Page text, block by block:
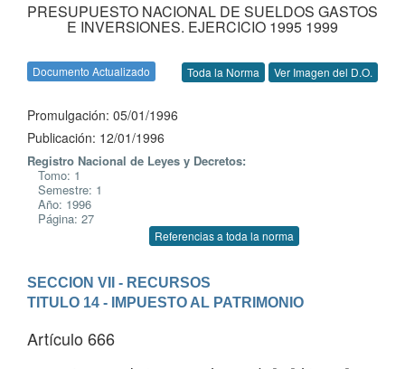
PRESUPUESTO NACIONAL DE SUELDOS GASTOS
E INVERSIONES. EJERCICIO 1995 1999
Documento Actualizado Toda la Norma Ver Imagen del D.O.
Promulgación: 05/01/1996
Publicación: 12/01/1996
Registro Nacional de Leyes y Decretos:
Tomo: 1
Semestre: 1
Año: 1996
Página: 27
Referencias a toda la norma
SECCION VII - RECURSOS
TITULO 14 - IMPUESTO AL PATRIMONIO
Artículo 666